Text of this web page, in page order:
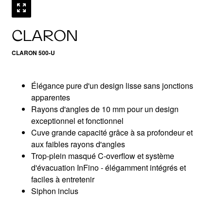
CLARON
CLARON 500-U
Élégance pure d'un design lisse sans jonctions
apparentes
Rayons d'angles de 10 mm pour un design
exceptionnel et fonctionnel
Cuve grande capacité grâce à sa profondeur et
aux faibles rayons d'angles
Trop-plein masqué C-overflow et système
d'évacuation InFino - élégamment intégrés et
faciles à entretenir
Siphon inclus